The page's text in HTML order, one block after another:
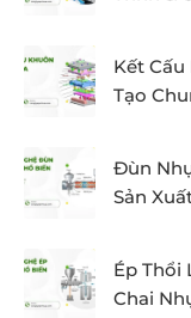
Kết Cấu
Tạo
Đùn
Sản
Ép Thổi
Chai